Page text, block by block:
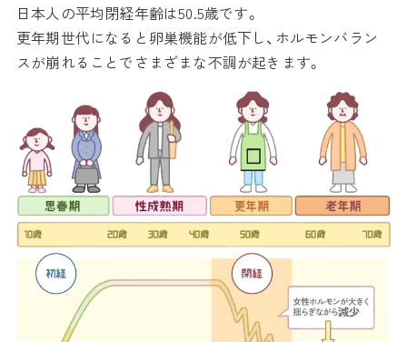
日本人の平均閉経年齢は50.5歳です。
更年期世代になると卵巣機能が低下し、ホルモンバラン
スが崩れることでさまざまな不調が起きます。